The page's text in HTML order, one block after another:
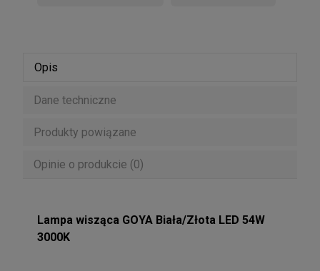
Opis
Dane techniczne
Produkty powiązane
Opinie o produkcie (0)
Lampa wisząca GOYA Biała/Złota LED 54W
3000K